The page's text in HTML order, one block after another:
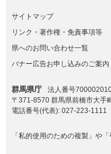
サイトマップ
リンク・著作権・免責事項等
県へのお問い合わせ一覧
バナー広告お申し込みのご案内
群馬県庁
法人番号
〒371-8570 群馬県前橋市大手
電話番号(代表): 027-223-1111
「私的使用のための複製」や